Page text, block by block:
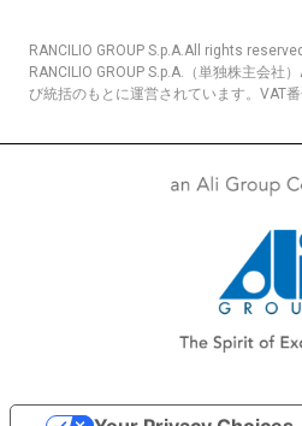
RANCILIO GROUP S.p.A.All rights
RANCILIO GROUP S.p.A.（単独株主会社
び統括のもとに運営されています。VAT